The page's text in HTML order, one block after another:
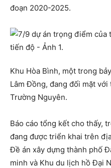
đoạn 2020-2025.
Khu Hòa Bình, một trong
Lâm Đồng, đang đối mặt
Trường Nguyên.
Báo cáo tổng kết cho thấy,
đang được triển khai trên
Đề án xây dựng thành phố
minh và Khu du lịch hồ Đại